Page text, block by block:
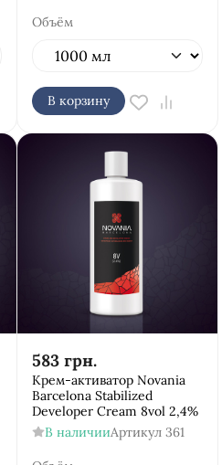
Объём
В корзину
583 грн.
Крем-активатор Novania
Barcelona Stabilized
Developer Cream 8vol 2,4%
В наличииАртикул 361